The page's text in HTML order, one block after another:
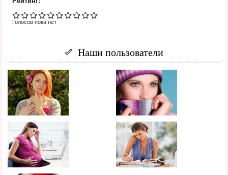
Голосов пока нет
Наши пользователи